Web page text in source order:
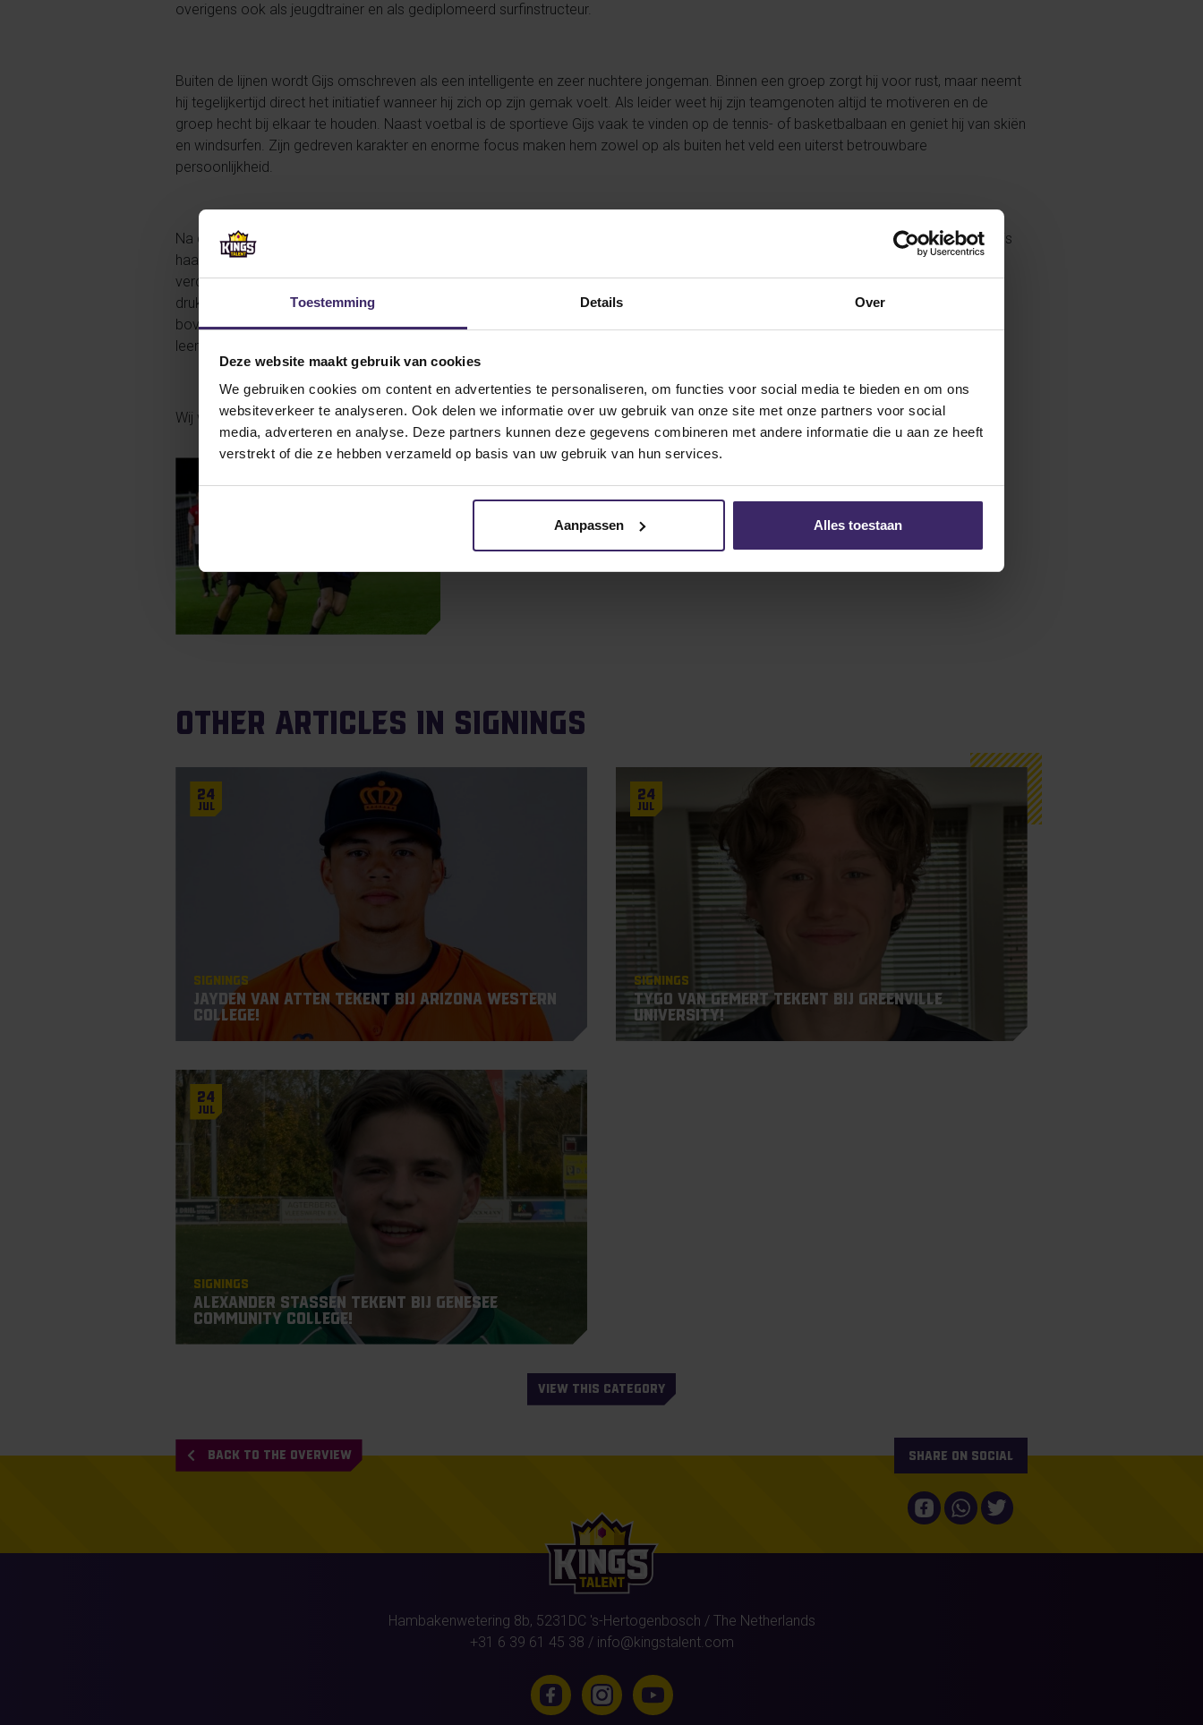
Toestemming Details Over
Deze website maakt gebruik van cookies
We gebruiken cookies om content en advertenties te personaliseren, om functies voor social media te bieden en om ons
websiteverkeer te analyseren. Ook delen we informatie over uw gebruik van onze site met onze partners voor social
media, adverteren en analyse. Deze partners kunnen deze gegevens combineren met andere informatie die u aan ze heeft
verstrekt of die ze hebben verzameld op basis van uw gebruik van hun services.
Aanpassen Alles toestaan
overigens ook als jeugdtrainer en als gediplomeerd surfinstructeur.
Buiten de lijnen wordt Gijs omschreven als een intelligente en zeer nuchtere jongeman. Binnen een groep zorgt hij voor rust, maar neemt
hij tegelijkertijd direct het initiatief wanneer hij zich op zijn gemak voelt. Als leider weet hij zijn teamgenoten altijd te motiveren en de
groep hecht bij elkaar te houden. Naast voetbal is de sportieve Gijs vaak te vinden op de tennis- of basketbalbaan en geniet hij van skiën
en windsurfen. Zijn gedreven karakter en enorme focus maken hem zowel op als buiten het veld een uiterst betrouwbare
persoonlijkheid.
Na de zomer zal Gijs de oversteek maken naar Canada om voetbal en studie te combineren aan Vancouver Island University. Met Gijs
haalt de universiteit een uiterst betrouwbare verdedigende middenvelder in huis, die tevens centraal op het middenveld of in de
verdediging uit de voeten kan. Zijn spel kenmerkt zich door rust aan de bal, een ijzersterk positiespel en een perfect overzicht onder
druk. Gijs controleert de wedstrijd met zijn precieze passing en bewaakt de balans in het elftal. Met zijn uitstekende conditie,
bovengemiddelde snelheid en dreiging bij standaardsituaties is hij negentig minuten lang van onschatbare waarde. Gijs is een zeer
leergierige aanvoerder en een absolute versterking voor zijn nieuwe team.
Wij wensen Gijs heel veel plezier en succes in Canada!
Other articles in Signings
24
Jul
Signings
Jayden Van Atten tekent bij Arizona Western
College!
24
Jul
Signings
Tygo van Gemert tekent bij Greenville
University!
24
Jul
Signings
Alexander Stassen tekent bij Genesee
Community College!
VIEW THIS CATEGORY
BACK TO THE OVERVIEW Share on social
Hambakenwetering 8b, 5231DC 's-Hertogenbosch / The Netherlands
+31 6 39 61 45 38 / info@kingstalent.com